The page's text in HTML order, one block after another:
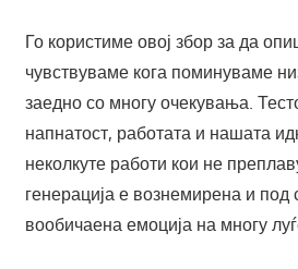
Го користиме овој збор за да
чувствуваме кога поминуваме
заедно со многу очекувања.
напнатост, работата и нашата
неколкуте работи кои не
генерација е вознемирена и под
вообичаена емоција на многу